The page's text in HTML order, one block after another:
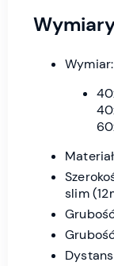
Wymiar:
slim